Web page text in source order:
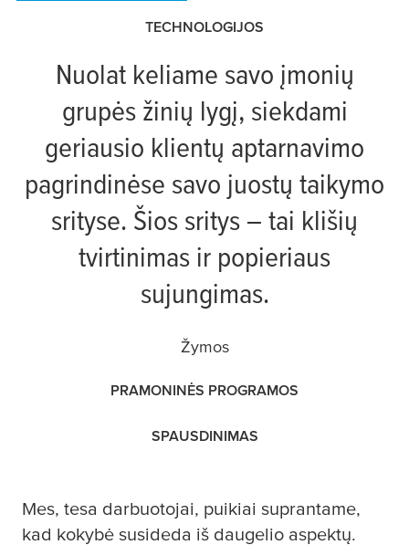
TECHNOLOGIJOS
Nuolat keliame savo įmonių
grupės žinių lygį, siekdami
geriausio klientų aptarnavimo
pagrindinėse savo juostų taikymo
srityse. Šios sritys – tai klišių
tvirtinimas ir popieriaus
sujungimas.
Žymos
PRAMONINĖS PROGRAMOS
SPAUSDINIMAS
Mes, tesa darbuotojai, puikiai suprantame,
kad kokybė susideda iš daugelio aspektų.